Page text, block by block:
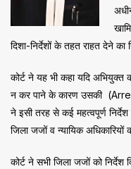
दिशा-निर्देशों के तहत राहत देने का
कोर्ट ने यह भी कहा यदि अभियुक्त
न कर पाने के कारण उसकी
ने इसी तरह से कई महत्वपूर्ण
जिला जजों व न्यायिक अधिकारियों
कोर्ट ने सभी जिला जजों को